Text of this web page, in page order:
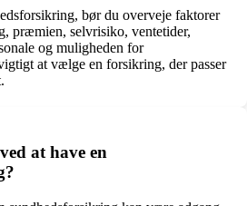
bør du overveje faktorer
præmien, selvrisiko, ventetider,
og muligheden for
at vælge en forsikring, der passer
at have en